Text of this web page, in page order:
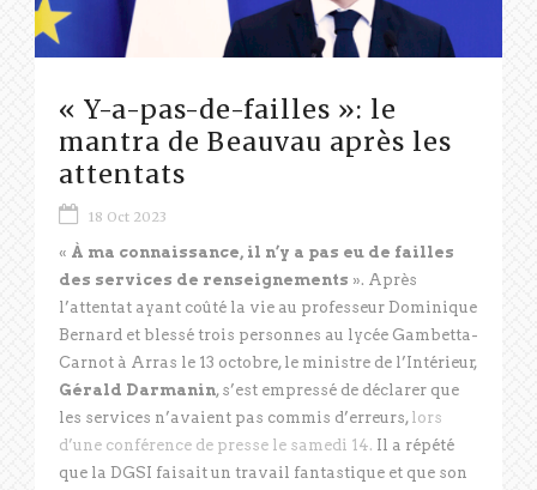
« Y-a-pas-de-failles »: le
mantra de Beauvau après les
attentats
18 Oct 2023
« À ma connaissance, il n’y a pas eu de failles
des services de renseignements ». Après
l’attentat ayant coûté la vie au professeur Dominique
Bernard et blessé trois personnes au lycée Gambetta-
Carnot à Arras le 13 octobre, le ministre de l’Intérieur,
Gérald Darmanin, s’est empressé de déclarer que
les services n’avaient pas commis d’erreurs, lors
d’une conférence de presse le samedi 14. Il a répété
que la DGSI faisait un travail fantastique et que son